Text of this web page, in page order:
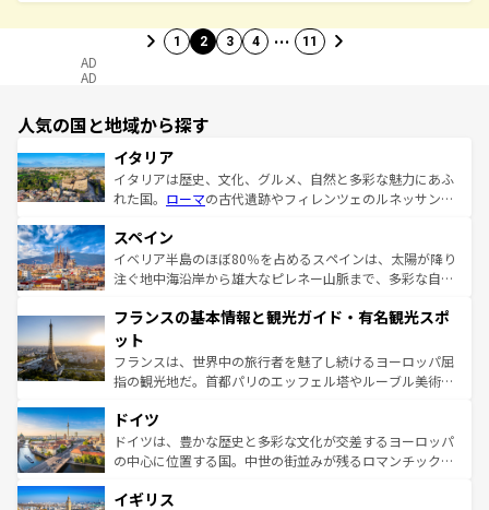
1 2 3 4 … 11
AD
AD
人気の国と地域から探す
イタリア
イタリアは歴史、文化、グルメ、自然と多彩な魅力にあふ
れた国。 ローマの古代遺跡やフィレンツェのルネッサンス
ろん、トスカーナの美しい田園風景やアマルフィ海岸の絶
景など、自然景観も見逃せない。観光の合間には、本場の
ピザやパスタなど、絶品のイタリア料理を堪能することも
ませてくれるイタリアで、忘れられない旅をしてみよう！
なお、新着のイタリア情報は
しい。
スペイン
イベリア半島のほぼ80％を占めるスペインは、太陽が降り
注ぐ地中海沿岸から雄大なピレネー山脈まで、多彩な自然
文化が根付くこの国では、情熱的なフラメンコ、熱気あふ
れる闘牛、そして美味しいタパスが生活の一部となってい
る。首都マドリードの洗練された雰囲気や、バルセロナの
アートに溢れた街角から、地方では古代ローマ遺跡や中世
せる。地方によって風土や気候が異なるスペインはその個
性で訪れる人を魅了する。 なお、新着のスペイン情報は コ
ンテンツ一覧を参照してほしい。
フランスの基本情報と観光ガイド・有名観光スポ
ット
フランスは、世界中の旅行者を魅了し続けるヨーロッパ屈
指の観光地だ。首都パリのエッフェル塔やルーブル美術館
で、幅広い魅力が詰まっている。華麗な宮殿、歴史的な大
聖堂、美しいビーチ、そして豊かな自然が、訪れる者を心
から魅了する。また、フランスは美食の国としても知ら
いる。シャンパンの発祥地であるランス、プロヴァンスの
ドイツ
ドイツは、豊かな歴史と多彩な文化が交差するヨーロッパ
の中心に位置する国。中世の街並みが残るロマンチック街
顔を持つこの国は、どこを歩いても飽きることがない。ベ
イギリス